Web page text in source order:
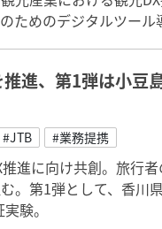
ためのデジタルツール
進、第1弾は小豆
#JTB #業務提携
進に向け共創。旅行
。第1弾として、香川
験。